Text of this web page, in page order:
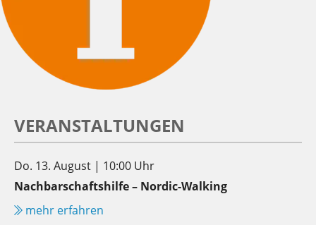
VERANSTALTUNGEN
Do. 13. August | 10:00 Uhr
Nachbarschaftshilfe – Nordic-Walking
mehr erfahren